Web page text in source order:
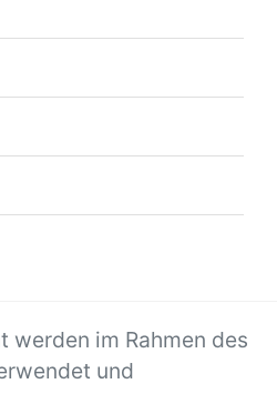
werden im Rahmen des
und